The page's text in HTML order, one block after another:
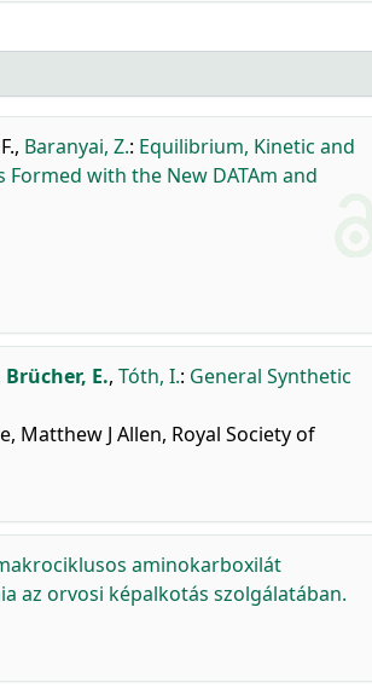
, Baranyai, Z.: Equilibrium, Kinetic and
with the New DATAm and
Brücher, E., Tóth, I.: General Synthetic
Matthew J Allen, Royal Society of
aminokarboxilát
az orvosi képalkotás szolgálatában.